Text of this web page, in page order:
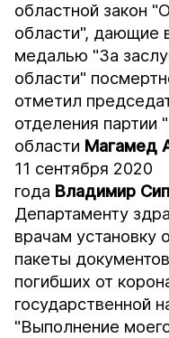
областной закон
области", дающие
медалью "За
области"
отметил
отделения
области Магамед
11 сентября 2020
года Владимир
Департаменту
врачам установку
пакеты
погибших от
государственной
"Выполнение